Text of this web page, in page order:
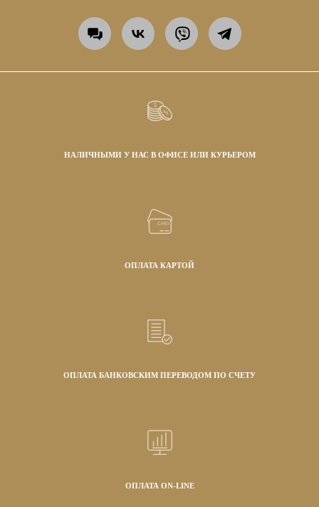
НАЛИЧНЫМИ У НАС В ОФИСЕ ИЛИ КУРЬЕРОМ
ОПЛАТА КАРТОЙ
ОПЛАТА БАНКОВСКИМ ПЕРЕВОДОМ ПО СЧЕТУ
ОПЛАТА ON-LINE